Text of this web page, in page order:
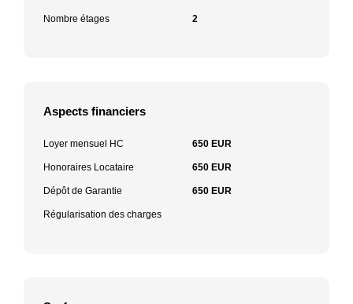
Nombre étages 2
Aspects financiers
Loyer mensuel HC 650 EUR
Honoraires Locataire 650 EUR
Dépôt de Garantie 650 EUR
Régularisation des charges